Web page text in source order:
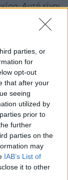
parties, or
for
opt-out
that after your
seeing
utilized by
prior to
further
parties on the
may
IAB’s List of
it to other
Αυτή είναι
σκανδάλου –
φωλιά του